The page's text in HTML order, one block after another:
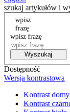
szukaj artykułów i
wpisz
frazę
wpisz frazę
Wyszukaj
Dostępność
Wersja kontrastowa
Kontrast
Kontrast